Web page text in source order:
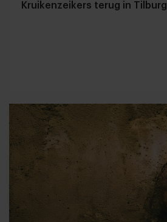
Kruikenzeikers terug in Tilburg